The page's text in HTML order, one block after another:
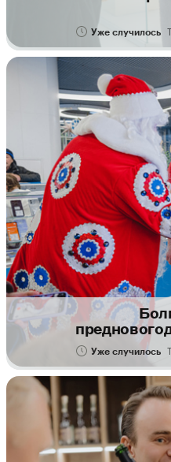
Уже случилось
Уже случилось